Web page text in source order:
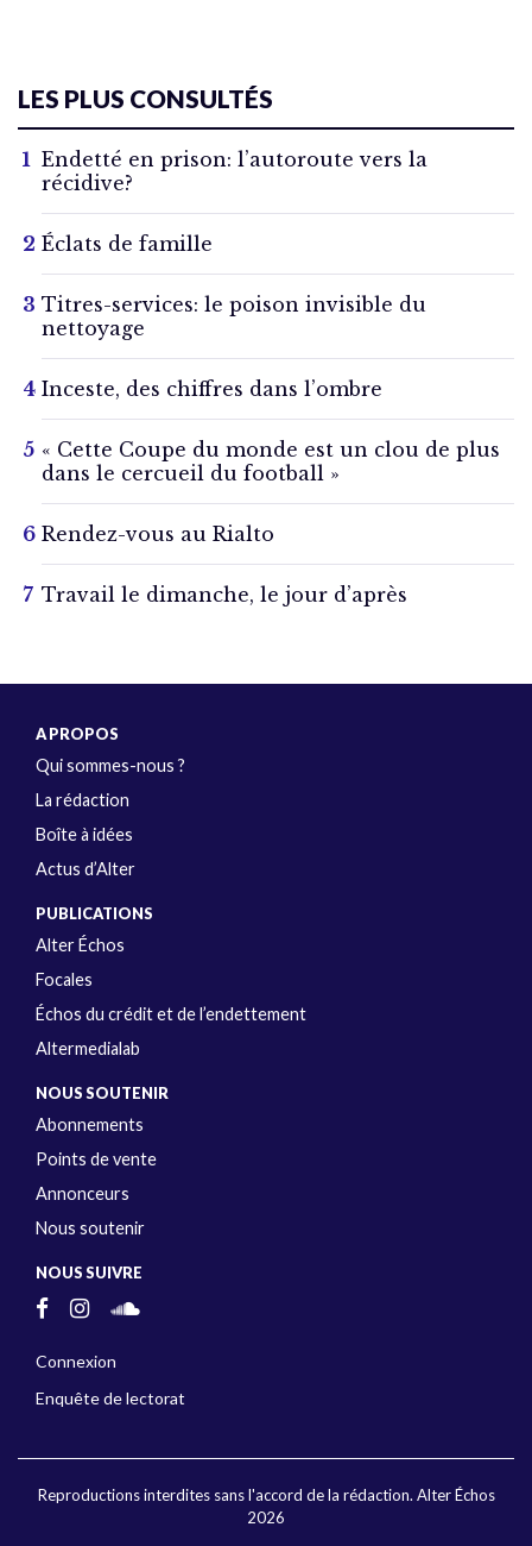
LES PLUS CONSULTÉS
Endetté en prison: l’autoroute vers la
récidive?
Éclats de famille
Titres-services: le poison invisible du
nettoyage
Inceste, des chiffres dans l’ombre
« Cette Coupe du monde est un clou de plus
dans le cercueil du football »
Rendez-vous au Rialto
Travail le dimanche, le jour d’après
A PROPOS
Qui sommes-nous ?
La rédaction
Boîte à idées
Actus d’Alter
PUBLICATIONS
Alter Échos
Focales
Échos du crédit et de l’endettement
Altermedialab
NOUS SOUTENIR
Abonnements
Points de vente
Annonceurs
Nous soutenir
NOUS SUIVRE
Connexion
Enquête de lectorat
Reproductions interdites sans l'accord de la rédaction. Alter Échos
2026